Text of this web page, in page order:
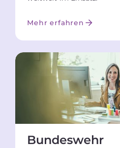
Mehr erfahren
Bundeswehr